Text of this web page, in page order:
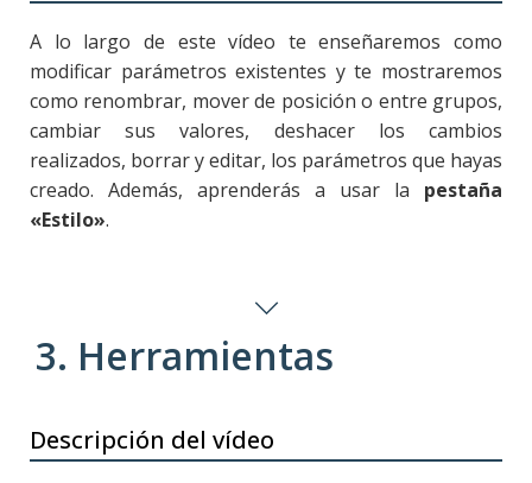
A lo largo de este vídeo te enseñaremos como
modificar parámetros existentes y te mostraremos
como renombrar, mover de posición o entre grupos,
cambiar sus valores, deshacer los cambios
realizados, borrar y editar, los parámetros que hayas
creado. Además, aprenderás a usar la pestaña
«Estilo».
3. Herramientas
Descripción del vídeo